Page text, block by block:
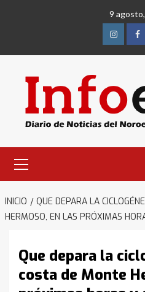
9
primario
INICIO
QUE DEPARA LA
HERMOSO, EN LAS PRÓXIMAS
Que depara la
costa de Monte